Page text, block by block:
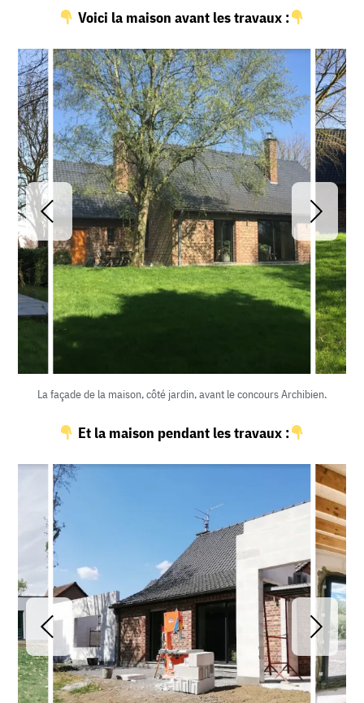
Voici la maison avant les travaux :
La façade de la maison, côté jardin, avant le concours Archibien.
Et la maison pendant les travaux :